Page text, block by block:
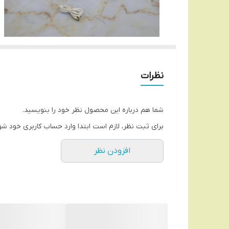
نظرات
شما هم درباره این محصول نظر خود را بنویسید.
برای ثبت نظر، لازم است ابتدا وارد حساب کاربری خود
افزودن نظر